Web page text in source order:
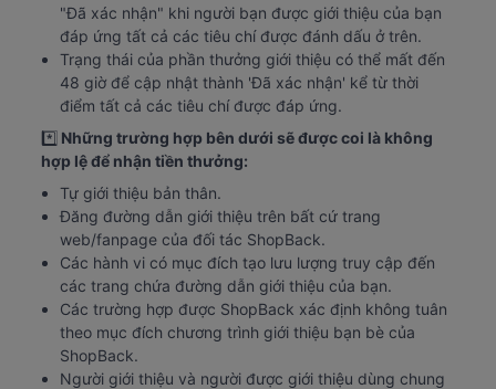
"Đã xác nhận" khi người bạn được giới thiệu của bạn
đáp ứng tất cả các tiêu chí được đánh dấu ở trên.
Trạng thái của phần thưởng giới thiệu có thể mất đến
48 giờ để cập nhật thành 'Đã xác nhận' kể từ thời
điểm tất cả các tiêu chí được đáp ứng.
*️⃣ Những trường hợp bên dưới sẽ được coi là không
hợp lệ để nhận tiền thưởng:
Tự giới thiệu bản thân.
Đăng đường dẫn giới thiệu trên bất cứ trang
web/fanpage của đối tác ShopBack.
Các hành vi có mục đích tạo lưu lượng truy cập đến
các trang chứa đường dẫn giới thiệu của bạn.
Các trường hợp được ShopBack xác định không tuân
theo mục đích chương trình giới thiệu bạn bè của
ShopBack.
Người giới thiệu và người được giới thiệu dùng chung